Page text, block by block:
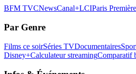
BFM TVCNewsCanal+LCIParis Première
Par Genre
Films ce soirSéries TVDocumentaires
Disney+Calculateur streamingComparatif